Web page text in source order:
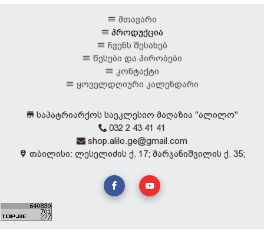
მთავარი
პროდუქცია
ჩვენს შესახებ
წესები და პირობები
კონტაქტი
ყოველდღიური კალენდარი
საპატრიარქოს საეკლესიო მაღაზია "ალილო"
032 2 43 41 41
shop.alilo.ge@gmail.com
თბილისი: ლესელიძის ქ. 17; მარჯანიშვილის ქ. 35;